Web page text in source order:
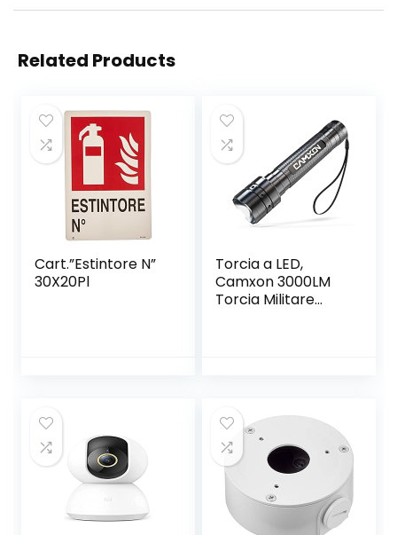
Related Products
Cart.”Estintore N”
30X20Pl
Torcia a LED,
Camxon 3000LM
Torcia Militare
All’aperto